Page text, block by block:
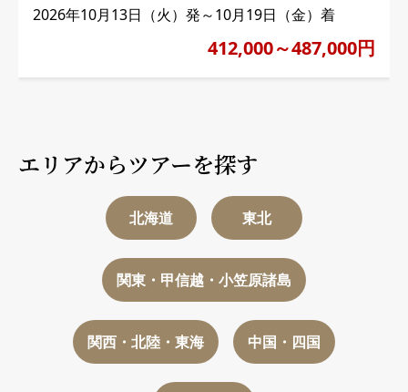
2026年10月13日（火）発～10月19日（金）着
412,000～487,000円
エリアからツアーを探す
北海道 東北
関東・甲信越・小笠原諸島
関西・北陸・東海 中国・四国